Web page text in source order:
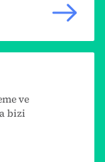
ve
bizi